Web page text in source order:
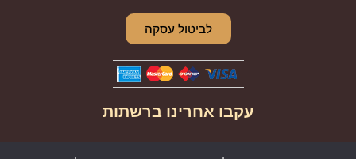
לביטול עסקה
עקבו אחרינו ברשתות